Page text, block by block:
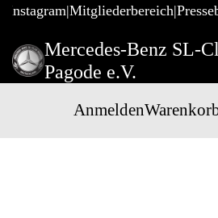
Mitgliederbereich
Mercedes-Benz SL-
Pagode e.V.
Anmelden